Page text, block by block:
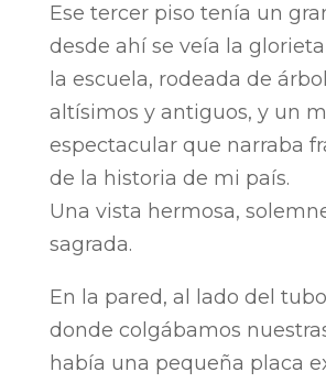
Ese tercer piso tenía un
desde ahí se veía la
la escuela, rodeada de
altísimos y antiguos, y un
espectacular que narraba
de la historia de mi país.
Una vista hermosa,
sagrada.
En la pared, al lado del
donde colgábamos
había una pequeña placa